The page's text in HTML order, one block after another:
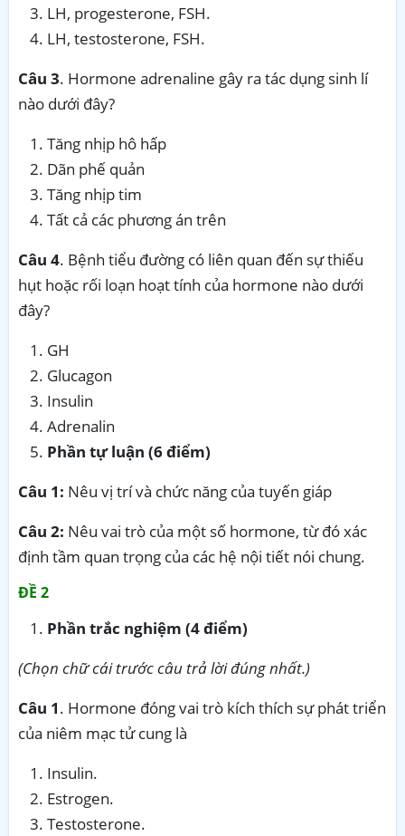
LH, progesterone, FSH.
LH, testosterone, FSH.
Câu 3. Hormone adrenaline gây ra tác dụng sinh lí
nào dưới đây?
Tăng nhịp hô hấp
Dãn phế quản
Tăng nhịp tim
Tất cả các phương án trên
Câu 4. Bệnh tiểu đường có liên quan đến sự thiếu
hụt hoặc rối loạn hoạt tính của hormone nào dưới
đây?
GH
Glucagon
Insulin
Adrenalin
Phần tự luận (6 điểm)
Câu 1: Nêu vị trí và chức năng của tuyến giáp
Câu 2: Nêu vai trò của một số hormone, từ đó xác
định tầm quan trọng của các hệ nội tiết nói chung.
ĐỀ 2
Phần trắc nghiệm (4 điểm)
(Chọn chữ cái trước câu trả lời đúng nhất.)
Câu 1. Hormone đóng vai trò kích thích sự phát triển
của niêm mạc tử cung là
Insulin.
Estrogen.
Testosterone.